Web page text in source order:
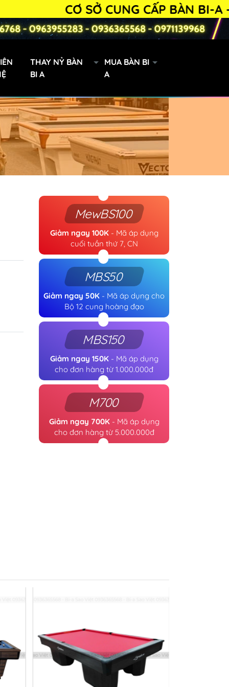
CƠ SỞ CUNG CẤP BÀN BI-A -
Bàn Bi-a 9019 lướt
THAY NỶ BÀN
BI A
MUA BÀN BI
A
MewBS100
Giảm ngay 100K- Mã áp dụng
cuối tuần thứ 7, CN
MBS50
Giảm ngay 50K - Mã áp dụng cho
Bộ 12 cung hoàng đạo
MBS150
Giảm ngay 150K- Mã áp dụng
cho đơn hàng từ 1.000.000đ
M700
Giảm ngay 700K- Mã áp dụng
cho đơn hàng từ 5.000.000đ